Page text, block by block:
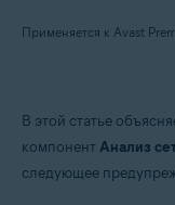
Продукты:
Avast Premium
В этой статье
компонент Анализ
следующее